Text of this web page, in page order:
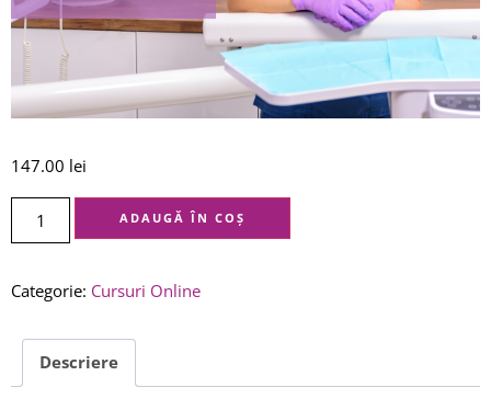
147.00 lei
ADAUGĂ ÎN COȘ
Categorie: Cursuri Online
Descriere